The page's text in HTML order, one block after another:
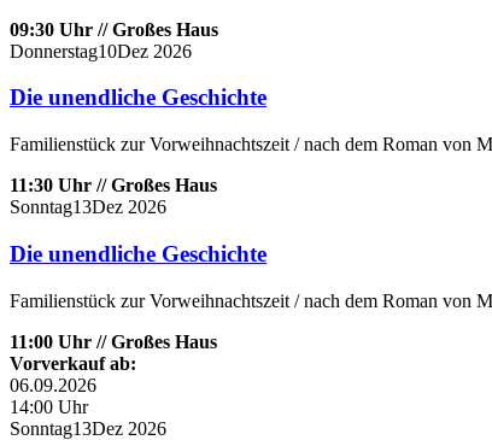
09:30 Uhr // Großes Haus
Donnerstag10Dez 2026
Die unendliche Geschichte
Familienstück zur Vorweihnachtszeit / nach dem Roman von
11:30 Uhr // Großes Haus
Sonntag13Dez 2026
Die unendliche Geschichte
Familienstück zur Vorweihnachtszeit / nach dem Roman von
11:00 Uhr // Großes Haus
Vorverkauf ab:
06.09.2026
14:00 Uhr
Sonntag13Dez 2026